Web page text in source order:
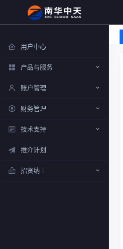
用户中心
产品与服务
账户管理
财务管理
技术支持
推介计划
招贤纳士